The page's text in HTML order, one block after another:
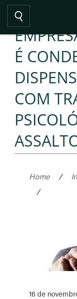
É
COM
Home /
/
16 de